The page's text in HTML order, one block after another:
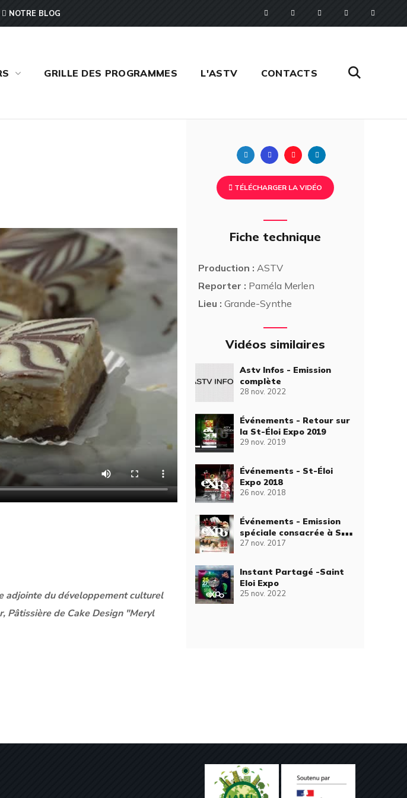
NOTRE BLOG
GRILLE DES PROGRAMMES L'ASTV CONTACTS
adjointe du développement culturel
Pâtissière de Cake Design "Meryl
Twitter FacebookPinterest
TÉLÉCHARGER LA VIDÉO
Fiche technique
Production : ASTV
Reporter : Paméla Merlen
Lieu : Grande-Synthe
Vidéos similaires
Astv Infos - Emission
complète
28 nov. 2022
Événements - Retour sur
la St-Éloi Expo 2019
29 nov. 2019
Événements - St-Éloi
Expo 2018
26 nov. 2018
Événements - Emission
spéciale consacrée à St
Eloi Expo
27 nov. 2017
Instant Partagé -Saint
Eloi Expo
25 nov. 2022